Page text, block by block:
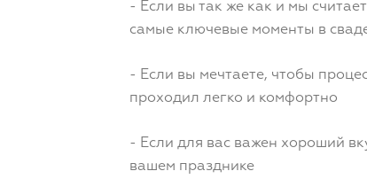
- Если вы так же как и мы
самые ключевые моменты в
- Если вы мечтаете, чтобы
проходил легко и комфортно
- Если для вас важен хороший
вашем празднике